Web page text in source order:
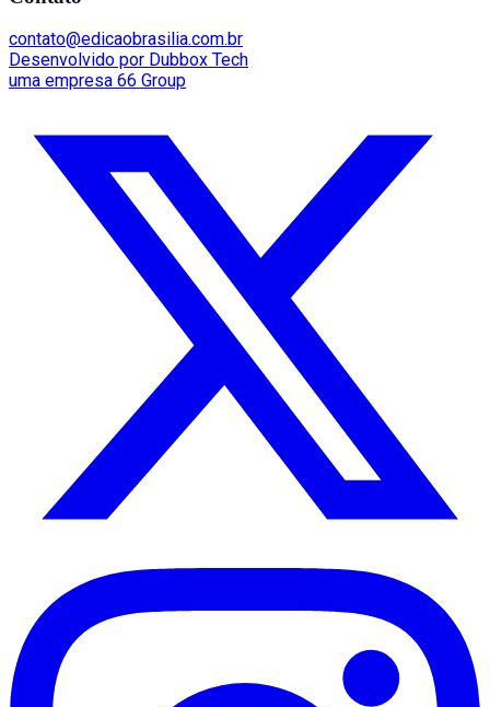
contato@edicaobrasilia.com.br
Desenvolvido por Dubbox Tech
uma empresa 66 Group